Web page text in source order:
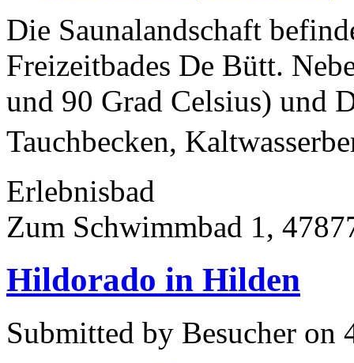
Die Saunalandschaft
Freizeitbades De Bütt.
und 90 Grad Celsius) und
Tauchbecken,
Erlebnisbad
Zum Schwimmbad 1,
Hildorado in Hilden
Submitted by Besucher on